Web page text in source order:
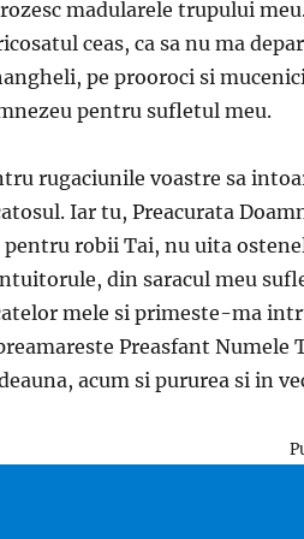
madularele trupului
ceas, ca sa nu ma
pe prooroci si
pentru sufletul meu.
rugaciunile voastre sa
Iar tu, Preacurata
pentru robii Tai, nu uita
din saracul meu
mele si primeste-ma
Preasfant
acum si pururea si in